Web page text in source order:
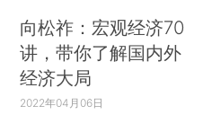
向松祚：宏观经济70
讲，带你了解国内外
经济大局
2022年04月06日